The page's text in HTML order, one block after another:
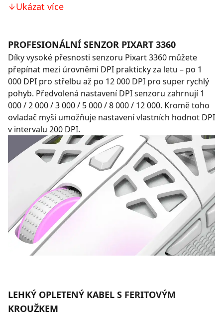
Ukázat více
PROFESIONÁLNÍ SENZOR PIXART 3360
Díky vysoké přesnosti senzoru Pixart 3360 můžete
přepínat mezi úrovněmi DPI prakticky za letu – po 1
000 DPI pro střelbu až po 12 000 DPI pro super rychlý
pohyb. Předvolená nastavení DPI senzoru zahrnují 1
000 / 2 000 / 3 000 / 5 000 / 8 000 / 12 000. Kromě toho
ovladač myši umožňuje nastavení vlastních hodnot DPI
v intervalu 200 DPI.
LEHKÝ OPLETENÝ KABEL S FERITOVÝM
KROUŽKEM